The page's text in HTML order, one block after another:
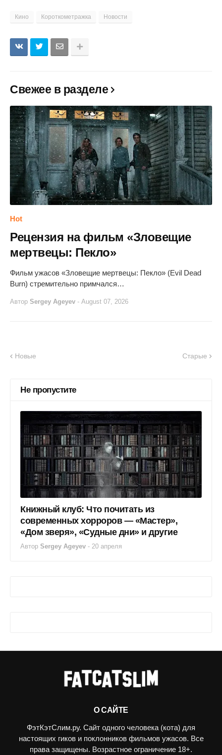
Кино Короткометражка Новости
Свежее в разделе
Hot
Рецензия на фильм «Зловещие
мертвецы: Пекло»
Фильм ужасов «Зловещие мертвецы: Пекло» (Evil Dead
Burn) стремительно примчался…
Автор Sergey Ageyev - August 07, 2026
Новые Старые
Не пропустите
Книжный клуб: Что почитать из
современных хорроров — «Мастер»,
«Дом зверя», «Судные дни» и другие
Автор Sergey Ageyev - 20 апреля
О САЙТЕ
ФэтКэтСлим.ру. Сайт одного человека (кота) для
настоящих гиков и поклонников фильмов ужасов. Все
права защищены. Возрастное ограничение 18+.